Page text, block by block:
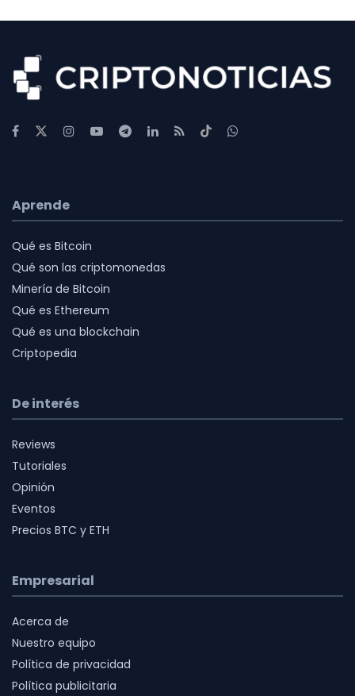
Aprende
Qué es Bitcoin
Qué son las criptomonedas
Minería de Bitcoin
Qué es Ethereum
Qué es una blockchain
Criptopedia
De interés
Reviews
Tutoriales
Opinión
Eventos
Precios BTC y ETH
Empresarial
Acerca de
Nuestro equipo
Política de privacidad
Política publicitaria